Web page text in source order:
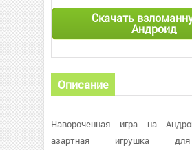
Скачать
Андроид
Описание
Навороченная игра на
азартная игрушка